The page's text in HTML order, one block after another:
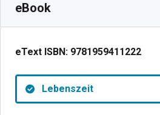
eBook
eText ISBN: 9781959411222
Lebenszeit